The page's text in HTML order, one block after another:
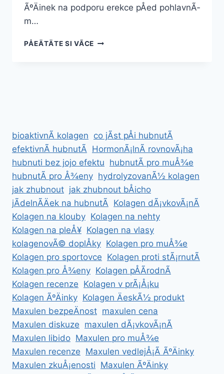
ÃºÄinek na podporu erekce pÅed pohlavnÃ­
m…
PÅEÄTÄTE SI VÃ­CEDOPLNÄK
bioaktivnÃ­ kolagen co jÃ­st pÅi hubnutÃ­
efektivnÃ­ hubnutÃ­ HormonÃ¡lnÃ­ rovnovÃ¡ha
hubnuti bez jojo efektu hubnutÃ­ pro muÅ¾e
hubnutÃ­ pro Å¾eny hydrolyzovanÃ½ kolagen
jak zhubnout jak zhubnout bÅicho
jÃ­delnÃ­Äek na hubnutÃ­ Kolagen dÃ¡vkovÃ¡nÃ­
Kolagen na klouby Kolagen na nehty
Kolagen na pleÅ¥ Kolagen na vlasy
kolagenovÃ© doplÅky Kolagen pro muÅ¾e
Kolagen pro sportovce Kolagen proti stÃ¡rnutÃ­
Kolagen pro Å¾eny Kolagen pÅÃ­rodnÃ­
Kolagen recenze Kolagen v prÃ¡Å¡ku
Kolagen ÃºÄinky Kolagen ÄeskÃ½ produkt
Maxulen bezpeÄnost maxulen cena
Maxulen diskuze maxulen dÃ¡vkovÃ¡nÃ­
Maxulen libido Maxulen pro muÅ¾e
Maxulen recenze Maxulen vedlejÅ¡Ã­ ÃºÄinky
Maxulen zkuÅ¡enosti Maxulen ÃºÄinky